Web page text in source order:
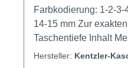
Farbkodierung: 1-2-
14-15 mm Zur
Hersteller: Kentzler-